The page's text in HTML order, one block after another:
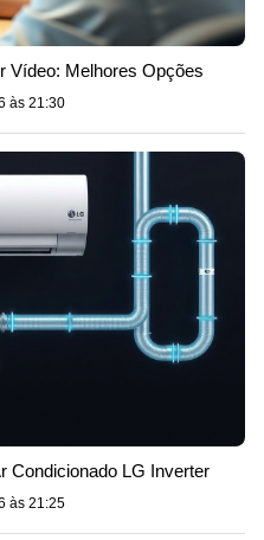
Vídeo: Melhores Opções
às 21:30
Condicionado LG Inverter
às 21:25